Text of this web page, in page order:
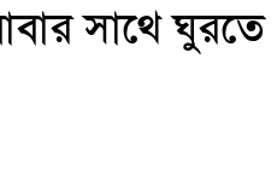
সাথে ঘুরতে